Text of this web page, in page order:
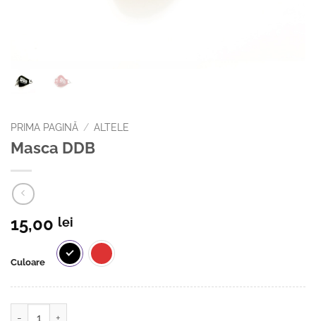
PRIMA PAGINĂ / ALTELE
Masca DDB
15,00 lei
Culoare